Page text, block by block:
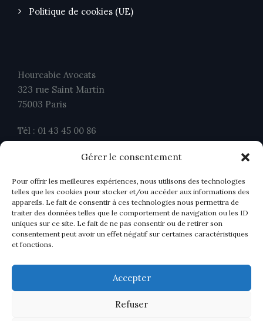
Gérer le consentement
Pour offrir les meilleures expériences, nous utilisons des technologies
telles que les cookies pour stocker et/ou accéder aux informations des
appareils. Le fait de consentir à ces technologies nous permettra de
traiter des données telles que le comportement de navigation ou les ID
uniques sur ce site. Le fait de ne pas consentir ou de retirer son
consentement peut avoir un effet négatif sur certaines caractéristiques
et fonctions.
Accepter
Refuser
Politique de cookies (UE)
Hourcabie Avocats
323 rue Saint Martin
75003 Paris
Tél : 01 43 45 00 86
contact@ahavocats.fr